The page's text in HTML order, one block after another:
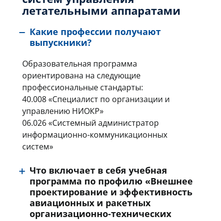
летательными аппаратами
Какие профессии получают
выпускники?
Образовательная программа
ориентирована на следующие
профессиональные стандарты:
40.008 «Специалист по организации и
управлению НИОКР»
06.026 «Системный администратор
информационно-коммуникационных
систем»
Что включает в себя учебная
программа по профилю «Внешнее
проектирование и эффективность
авиационных и ракетных
организационно-технических